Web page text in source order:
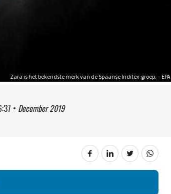
Zara is het bekendste merk van de Spaanse Inditex-groep. – EPA
• December 2019